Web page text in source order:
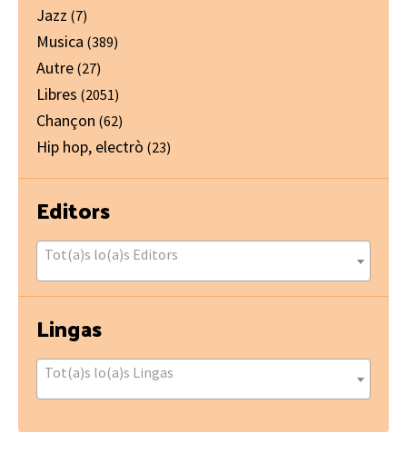
Jazz (7)
Musica (389)
Autre (27)
Libres (2051)
Chançon (62)
Hip hop, electrò (23)
Editors
Tot(a)s lo(a)s Editors
Lingas
Tot(a)s lo(a)s Lingas